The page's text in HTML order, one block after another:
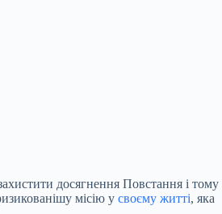
досягнення Повстання і тому
місію у своєму житті, яка